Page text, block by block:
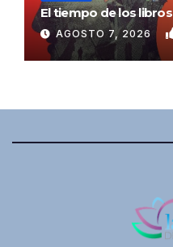
El tiempo de los libros
AGOSTO 7, 2026